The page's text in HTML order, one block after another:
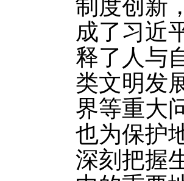
制度创新
成了习近
释了人与
类文明发
界等重大
也为保护
深刻把握